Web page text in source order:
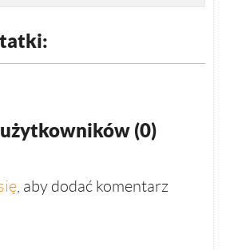
(0)
, aby dodać komentarz